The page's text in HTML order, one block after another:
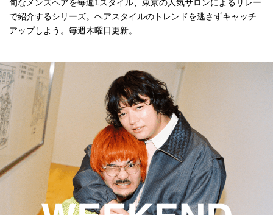
旬なメンズヘアを毎週1スタイル、東京の人気サロンによるリレー
で紹介するシリーズ。ヘアスタイルのトレンドを逃さずキャッチ
アップしよう。毎週木曜日更新。